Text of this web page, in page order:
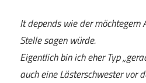
It depends wie der möchtegern
Stelle sagen würde.
Eigentlich bin ich eher Typ
auch eine Lästerschwester vor